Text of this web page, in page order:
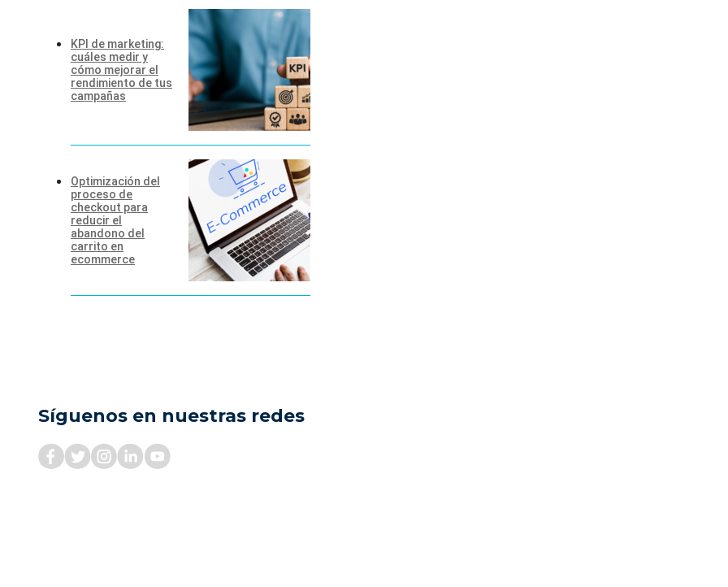
KPI de marketing:
cuáles medir y
cómo mejorar el
rendimiento de tus
campañas
Optimización del
proceso de
checkout para
reducir el
abandono del
carrito en
ecommerce
Síguenos en nuestras redes